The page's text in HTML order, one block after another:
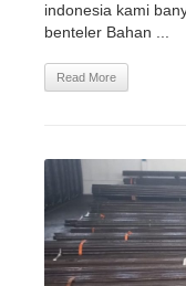
indonesia kami
benteler Bahan ...
Read More